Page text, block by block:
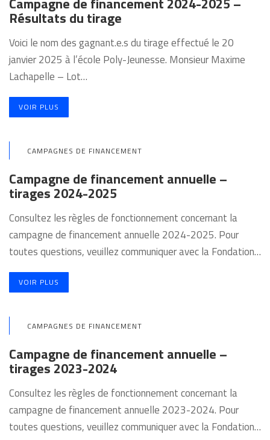
Résultats du tirage
Voici le nom des gagnant.e.s du tirage effectué le 20
janvier 2025 à l’école Poly-Jeunesse. Monsieur Maxime
Lachapelle – Lot…
VOIR PLUS
CAMPAGNES DE FINANCEMENT
Campagne de financement annuelle –
tirages 2024-2025
Consultez les règles de fonctionnement concernant la
campagne de financement annuelle 2024-2025. Pour
toutes questions, veuillez communiquer avec la Fondation…
VOIR PLUS
CAMPAGNES DE FINANCEMENT
Campagne de financement annuelle –
tirages 2023-2024
Consultez les règles de fonctionnement concernant la
campagne de financement annuelle 2023-2024. Pour
toutes questions, veuillez communiquer avec la Fondation…